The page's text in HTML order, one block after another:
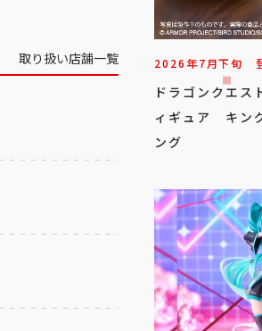
取り扱い店舗一覧 2026年7月下旬
ドラゴンクエ
ィギュア キン
ング